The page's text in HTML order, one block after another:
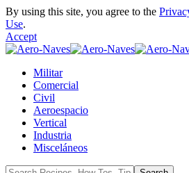
By using this site, you agree to the
Use.
Accept
Militar
Comercial
Civil
Aeroespacio
Vertical
Industria
Misceláneos